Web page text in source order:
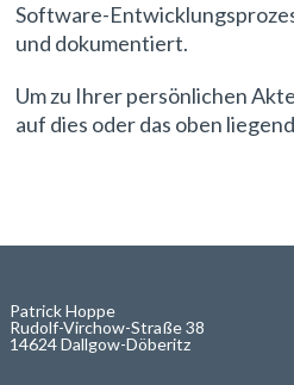
Software-
und dokumentiert.
Um zu Ihrer persönlichen
auf dies oder das oben
Patrick Hoppe
Rudolf-Virchow-Straße 38
14624 Dallgow-Döberitz